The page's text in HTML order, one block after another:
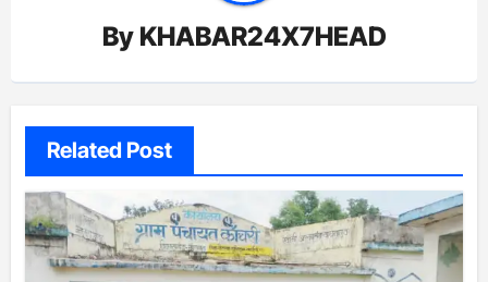
By KHABAR24X7HEAD
Related Post